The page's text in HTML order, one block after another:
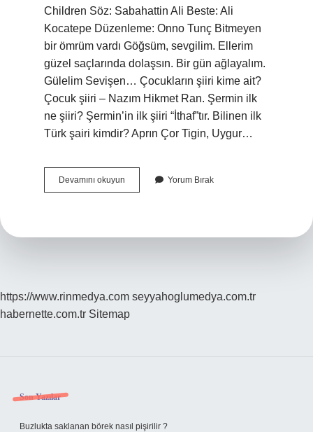
Children Söz: Sabahattin Ali Beste: Ali
Kocatepe Düzenleme: Onno Tunç Bitmeyen
bir ömrüm vardı Göğsüm, sevgilim. Ellerim
güzel saçlarında dolaşsın. Bir gün ağlayalım.
Gülelim Sevişen… Çocukların şiiri kime ait?
Çocuk şiiri – Nazım Hikmet Ran. Şermin ilk
ne şiiri? Şermin’in ilk şiiri “İthaf”tır. Bilinen ilk
Türk şairi kimdir? Aprın Çor Tigin, Uygur…
Devamını okuyun
Çocuk
Yorum Bırak
https://www.rinmedya.com seyyahoglumedya.com.tr
habernette.com.tr Sitemap
Sidebar
Son Yazılar
Buzlukta saklanan börek nasıl pişirilir ?